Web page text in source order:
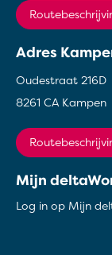
Adres
Oudestraat 216D
8261 CA Kampen
Mijn
Log in op Mijn